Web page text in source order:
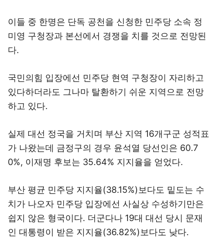
이들 중 한명은 단독 공천을 신청한 민주당 소속 정
미영 구청장과 본선에서 경쟁을 치를 것으로 전망된
다.
국민의힘 입장에선 민주당 현역 구청장이 자리하고
있다하더라도 그나마 탈환하기 쉬운 지역으로 전망
하고 있다.
실제 대선 정국을 거치며 부산 지역 16개구군 성적표
가 나왔는데 금정구의 경우 윤석열 당선인은 60.7
0%, 이재명 후보는 35.64% 지지율을 얻었다.
부산 평균 민주당 지지율(38.15%)보다도 밑도는 수
치가 나오자 민주당 입장에선 사실상 수성하기만은
쉽지 않은 형국이다. 더군다나 19대 대선 당시 문재
인 대통령이 받은 지지율(36.82%)보다도 낮다.